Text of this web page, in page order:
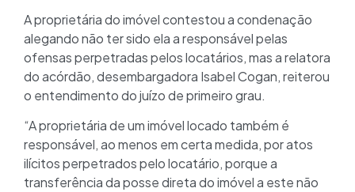
A proprietária do imóvel contestou a condenação
alegando não ter sido ela a responsável pelas
ofensas perpetradas pelos locatários, mas a relatora
do acórdão, desembargadora Isabel Cogan, reiterou
o entendimento do juízo de primeiro grau.
“A proprietária de um imóvel locado também é
responsável, ao menos em certa medida, por atos
ilícitos perpetrados pelo locatário, porque a
transferência da posse direta do imóvel a este não